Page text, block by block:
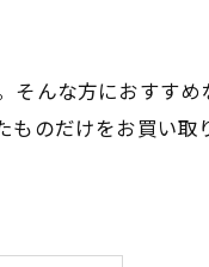
んな方におすす
のだけをお買い取